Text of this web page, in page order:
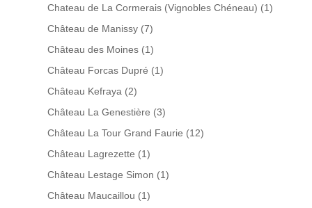
Chateau de La Cormerais (Vignobles Chéneau) (1)
Château de Manissy(7)
Château des Moines(1)
Château Forcas Dupré (1)
Château Kefraya (2)
Château La Genestière (3)
Château La Tour Grand Faurie (12)
Château Lagrezette (1)
Château Lestage Simon (1)
Château Maucaillou (1)